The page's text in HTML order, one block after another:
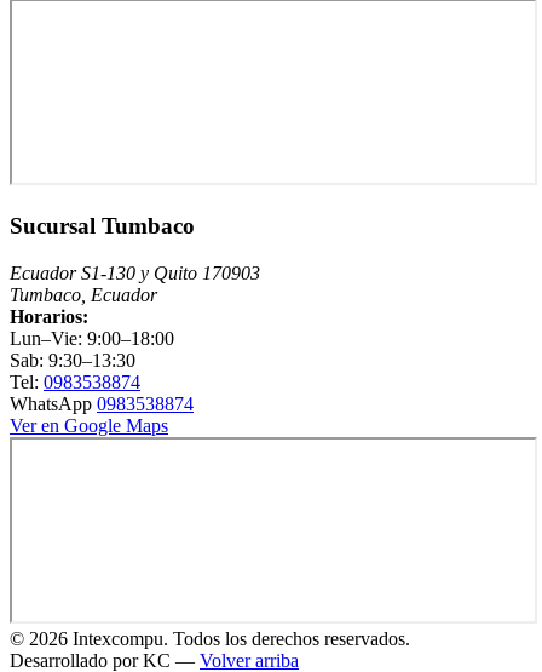
Sucursal Tumbaco
Ecuador S1-130 y Quito 170903
Tumbaco, Ecuador
Horarios:
Lun–Vie: 9:00–18:00
Sab: 9:30–13:30
Tel: 0983538874
WhatsApp 0983538874
Ver en Google Maps
© 2026 Intexcompu. Todos los derechos reservados.
Desarrollado por KC — Volver arriba